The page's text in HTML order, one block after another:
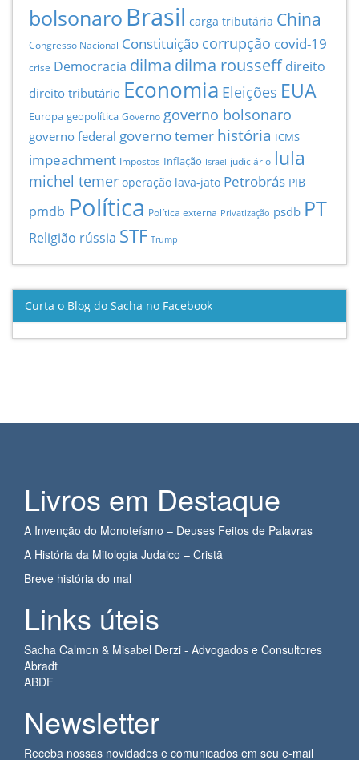
bolsonaro Brasil carga tributária China
Congresso Nacional Constituição corrupção covid-19
crise Democracia dilma dilma rousseff direito
direito tributário Economia Eleições EUA
Europa geopolítica Governo governo bolsonaro
governo federal governo temer história ICMS
impeachment Impostos Inflação Israel judiciário lula
michel temer operação lava-jato Petrobrás PIB
pmdb Política Política externa Privatização psdb PT
Religião rússia STF Trump
Curta o Blog do Sacha no Facebook
Livros em Destaque
A Invenção do Monoteísmo – Deuses Feitos de Palavras
A História da Mitologia Judaico – Cristã
Breve história do mal
Links úteis
Sacha Calmon & Misabel Derzi - Advogados e Consultores
Abradt
ABDF
Newsletter
Receba nossas novidades e comunicados em seu e-mail